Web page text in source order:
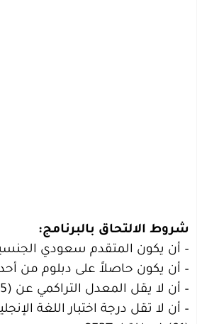
شروط الالتحاق بالبرنامج:
– أن يكون المتقدم سعودي
– أن يكون حاصلاً على دبلوم من
– أن لا يقل المعدل التراكمي عن (2.5 من 4) أو (3.75 من 5) أو ما يعادلها.